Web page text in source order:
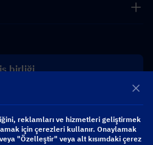
iş birliği
reklamları ve hizmetleri geliştirmek
için çerezleri kullanır. Onaylamak
"Özelleştir" veya alt kısımdaki çerez